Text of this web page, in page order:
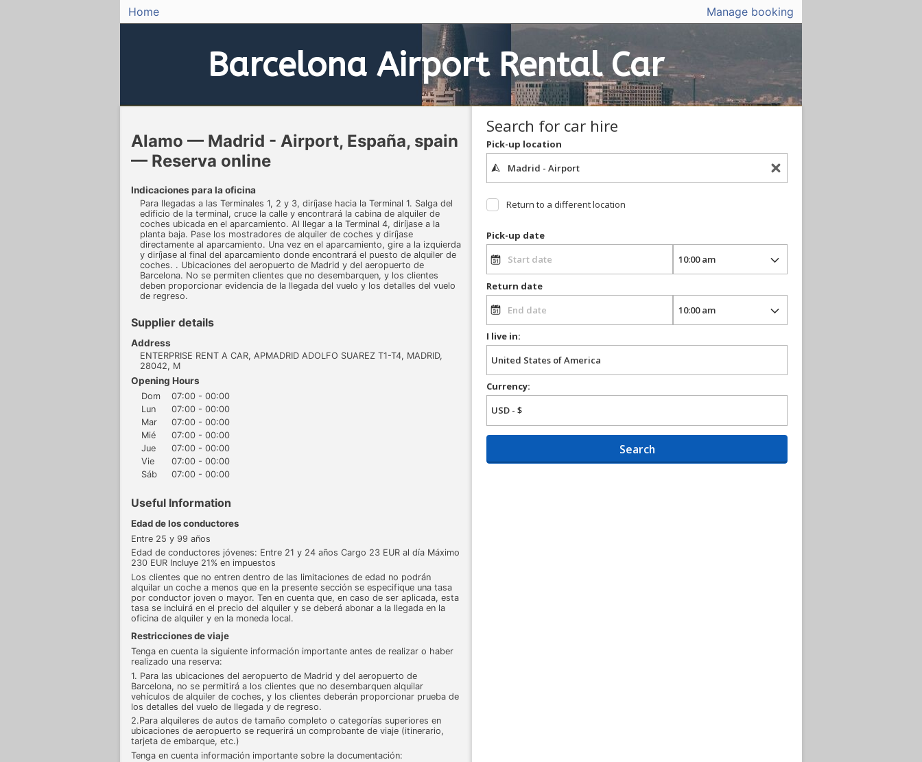
Home Manage booking
Barcelona Airport Rental Car
Alamo — Madrid - Airport, España, spain
— Reserva online
Indicaciones para la oficina
Para llegadas a las Terminales 1, 2 y 3, diríjase hacia la Terminal 1. Salga del
edificio de la terminal, cruce la calle y encontrará la cabina de alquiler de
coches ubicada en el aparcamiento. Al llegar a la Terminal 4, diríjase a la
planta baja. Pase los mostradores de alquiler de coches y diríjase
directamente al aparcamiento. Una vez en el aparcamiento, gire a la izquierda
y diríjase al final del aparcamiento donde encontrará el puesto de alquiler de
coches. . Ubicaciones del aeropuerto de Madrid y del aeropuerto de
Barcelona. No se permiten clientes que no desembarquen, y los clientes
deben proporcionar evidencia de la llegada del vuelo y los detalles del vuelo
de regreso.
Supplier details
Address
ENTERPRISE RENT A CAR, APMADRID ADOLFO SUAREZ T1-T4, MADRID,
28042, M
Opening Hours
Dom
07:00 - 00:00
Lun
07:00 - 00:00
Mar
07:00 - 00:00
Mié
07:00 - 00:00
Jue
07:00 - 00:00
Vie
07:00 - 00:00
Sáb
07:00 - 00:00
Useful Information
Edad de los conductores
Entre 25 y 99 años
Edad de conductores jóvenes: Entre 21 y 24 años Cargo 23 EUR al día Máximo
230 EUR Incluye 21% en impuestos
Los clientes que no entren dentro de las limitaciones de edad no podrán
alquilar un coche a menos que en la presente sección se especifique una tasa
por conductor joven o mayor. Ten en cuenta que, en caso de ser aplicada, esta
tasa se incluirá en el precio del alquiler y se deberá abonar a la llegada en la
oficina de alquiler y en la moneda local.
Restricciones de viaje
Tenga en cuenta la siguiente información importante antes de realizar o haber
realizado una reserva:
1. Para las ubicaciones del aeropuerto de Madrid y del aeropuerto de
Barcelona, no se permitirá a los clientes que no desembarquen alquilar
vehículos de alquiler de coches, y los clientes deberán proporcionar prueba de
los detalles del vuelo de llegada y de regreso.
2.Para alquileres de autos de tamaño completo o categorías superiores en
ubicaciones de aeropuerto se requerirá un comprobante de viaje (itinerario,
tarjeta de embarque, etc.)
Tenga en cuenta información importante sobre la documentación:
Search for car hire
Pick-up location
Return to a different location
Pick-up date
Return date
I live in:
Currency:
Search